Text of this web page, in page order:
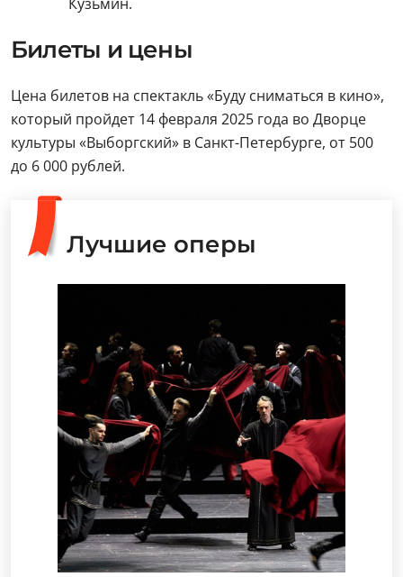
Билеты и цены
Цена билетов на спектакль «Буду сниматься в кино»,
который пройдет 14 февраля 2025 года во Дворце
культуры «Выборгский» в Санкт-Петербурге, от 500
до 6 000 рублей.
Лучшие оперы